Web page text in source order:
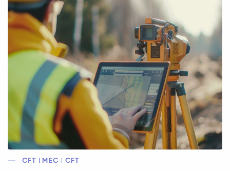
CFT | MEC | CFT